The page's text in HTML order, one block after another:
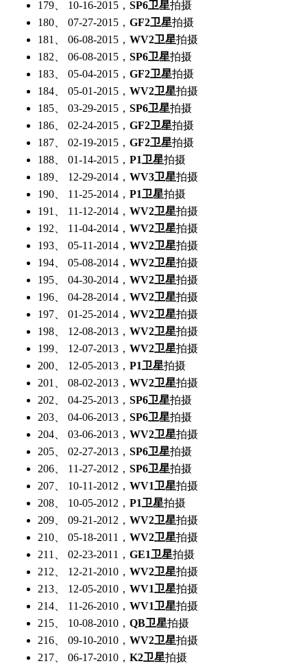
179、 10-16-2015， SP6卫星拍摄
180、 07-27-2015， GF2卫星拍摄
181、 06-08-2015， WV2卫星拍摄
182、 06-08-2015， SP6卫星拍摄
183、 05-04-2015， GF2卫星拍摄
184、 05-01-2015， WV2卫星拍摄
185、 03-29-2015， SP6卫星拍摄
186、 02-24-2015， GF2卫星拍摄
187、 02-19-2015， GF2卫星拍摄
188、 01-14-2015， P1卫星拍摄
189、 12-29-2014， WV3卫星拍摄
190、 11-25-2014， P1卫星拍摄
191、 11-12-2014， WV2卫星拍摄
192、 11-04-2014， WV2卫星拍摄
193、 05-11-2014， WV2卫星拍摄
194、 05-08-2014， WV2卫星拍摄
195、 04-30-2014， WV2卫星拍摄
196、 04-28-2014， WV2卫星拍摄
197、 01-25-2014， WV2卫星拍摄
198、 12-08-2013， WV2卫星拍摄
199、 12-07-2013， WV2卫星拍摄
200、 12-05-2013， P1卫星拍摄
201、 08-02-2013， WV2卫星拍摄
202、 04-25-2013， SP6卫星拍摄
203、 04-06-2013， SP6卫星拍摄
204、 03-06-2013， WV2卫星拍摄
205、 02-27-2013， SP6卫星拍摄
206、 11-27-2012， SP6卫星拍摄
207、 10-11-2012， WV1卫星拍摄
208、 10-05-2012， P1卫星拍摄
209、 09-21-2012， WV2卫星拍摄
210、 05-18-2011， WV2卫星拍摄
211、 02-23-2011， GE1卫星拍摄
212、 12-21-2010， WV2卫星拍摄
213、 12-05-2010， WV1卫星拍摄
214、 11-26-2010， WV1卫星拍摄
215、 10-08-2010， QB卫星拍摄
216、 09-10-2010， WV2卫星拍摄
217、 06-17-2010， K2卫星拍摄